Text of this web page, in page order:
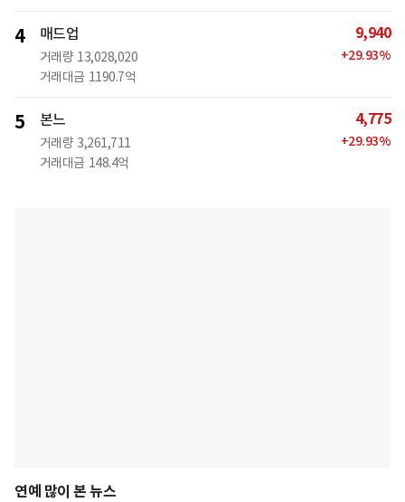
4 매드업
거래량 13,028,020
거래대금 1190.7억
9,940
+29.93%
5 본느
거래량 3,261,711
거래대금 148.4억
4,775
+29.93%
연예 많이 본 뉴스